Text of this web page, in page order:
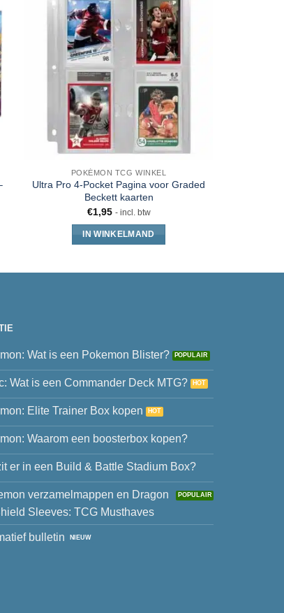
POKÉMON TCG WINKEL
Ultra Pro 4-Pocket Pagina voor Graded
Beckett kaarten
€1,95 - incl. btw
IN WINKELMAND
Wat is een Pokemon Blister?
Wat is een Commander Deck MTG?
Elite Trainer Box kopen
Waarom een boosterbox kopen?
er in een Build & Battle Stadium Box?
verzamelmappen en Dragon
Sleeves: TCG Musthaves
bulletin